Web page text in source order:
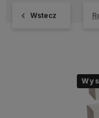
Wstecz